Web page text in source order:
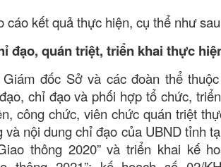
cáo kết quả thực hiện, cụ thể như
đạo, quán triệt, triển khai thực
đốc Sở và các đoàn thể
chỉ đạo và phối hợp tổ chức,
công chức, viên chức quán triệt
và nội dung chỉ đạo của UBND tỉnh
thông 2020” và triển khai kế